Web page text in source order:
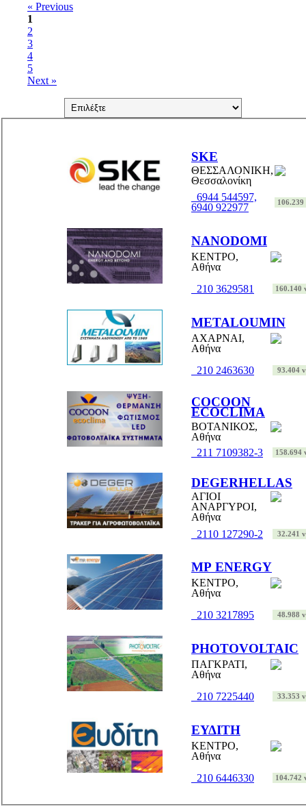
« Previous
1
2
3
4
5
Next »
SKE
ΘΕΣΣΑΛΟΝΙΚΗ,
Θεσσαλονίκη
6944 544597,
6940 922977
106.239
NANODOMI
ΚΕΝΤΡΟ,
Αθήνα
210 3629581
160.140
METALOUMIN
ΑΧΑΡΝΑΙ,
Αθήνα
210 2463630
93.404
COCOON
ECOCLIMA
ΒΟΤΑΝΙΚΟΣ,
Αθήνα
211 7109382-3
158.694
DEGERHELLAS
ΑΓΙΟΙ
ΑΝΑΡΓΥΡΟΙ,
Αθήνα
2110 127290-2
32.241
MP ENERGY
ΚΕΝΤΡΟ,
Αθήνα
210 3217895
48.988
PHOTOVOLTAIC
ΠΑΓΚΡΑΤΙ,
Αθήνα
210 7225440
33.353
ΕΥΔΙΤΗ
ΚΕΝΤΡΟ,
Αθήνα
210 6446330
104.742